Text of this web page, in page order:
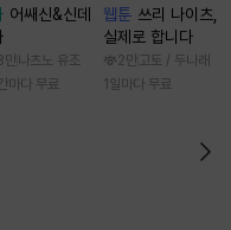
어쌔신&신데
만 나츠노 유조
마다 무료
웹툰 쓰리 나이츠,
실제로 합니다
2만 고토 / 두나래
1일마다 무료